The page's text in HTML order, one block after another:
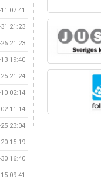
07:41
21:23
21:23
19:40
21:24
02:14
11:14
23:04
15:19
16:40
09:41